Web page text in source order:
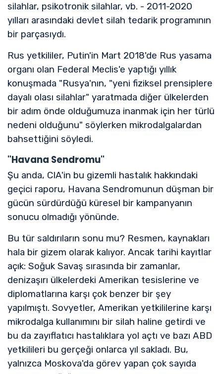
silahlar, psikotronik silahlar, vb. - 2011-2020
yılları arasındaki devlet silah tedarik programının
bir parçasıydı.
Rus yetkililer, Putin'in Mart 2018'de Rus yasama
organı olan Federal Meclis'e yaptığı yıllık
konuşmada "Rusya'nın, "yeni fiziksel prensiplere
dayalı olası silahlar" yaratmada diğer ülkelerden
bir adım önde olduğumuza inanmak için her türlü
nedeni olduğunu" söylerken mikrodalgalardan
bahsettiğini söyledi.
"Havana Sendromu"
Şu anda, CIA'in bu gizemli hastalık hakkındaki
geçici raporu, Havana Sendromunun düşman bir
gücün sürdürdüğü küresel bir kampanyanın
sonucu olmadığı yönünde.
Bu tür saldırıların sonu mu? Resmen, kaynakları
hala bir gizem olarak kalıyor. Ancak tarihi kayıtlar
açık: Soğuk Savaş sırasında bir zamanlar,
denizaşırı ülkelerdeki Amerikan tesislerine ve
diplomatlarına karşı çok benzer bir şey
yapılmıştı. Sovyetler, Amerikan yetkililerine karşı
mikrodalga kullanımını bir silah haline getirdi ve
bu da zayıflatıcı hastalıklara yol açtı ve bazı ABD
yetkilileri bu gerçeği onlarca yıl sakladı. Bu,
yalnızca Moskova'da görev yapan çok sayıda